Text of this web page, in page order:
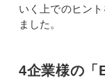
いく上でのヒン
ました。
4企業様の「